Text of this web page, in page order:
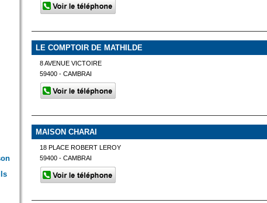
LE COMPTOIR DE MATHILDE
8 AVENUE VICTOIRE
59400 - CAMBRAI
MAISON CHARAI
18 PLACE ROBERT LEROY
59400 - CAMBRAI